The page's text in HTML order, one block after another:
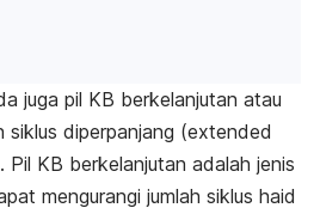
juga pil KB berkelanjutan atau
siklus diperpanjang (extended
. Pil KB berkelanjutan adalah jenis
mengurangi jumlah siklus haid